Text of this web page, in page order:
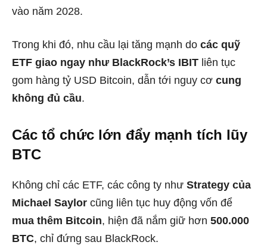
vào năm 2028.
Trong khi đó, nhu cầu lại tăng mạnh do các quỹ
ETF giao ngay như BlackRock’s IBIT liên tục
gom hàng tỷ USD Bitcoin, dẫn tới nguy cơ cung
không đủ cầu.
Các tổ chức lớn đẩy mạnh tích lũy
BTC
Không chỉ các ETF, các công ty như Strategy của
Michael Saylor cũng liên tục huy động vốn để
mua thêm Bitcoin, hiện đã nắm giữ hơn 500.000
BTC, chỉ đứng sau BlackRock.